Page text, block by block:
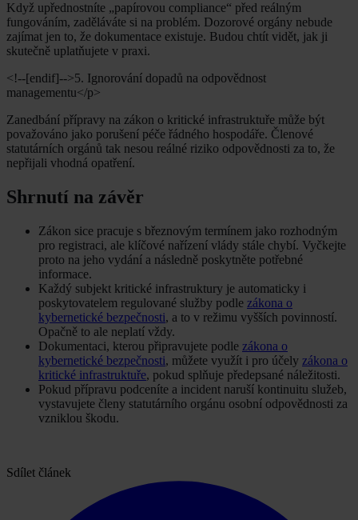
Když upřednostníte „papírovou compliance“ před reálným
fungováním, zaděláváte si na problém. Dozorové orgány nebude
zajímat jen to, že dokumentace existuje. Budou chtít vidět, jak ji
skutečně uplatňujete v praxi.
<!--[endif]-->5. Ignorování dopadů na odpovědnost
managementu</p>
Zanedbání přípravy na zákon o kritické infrastruktuře může být
považováno jako porušení péče řádného hospodáře. Členové
statutárních orgánů tak nesou reálné riziko odpovědnosti za to, že
nepřijali vhodná opatření.
Shrnutí na závěr
Zákon sice pracuje s březnovým termínem jako rozhodným
pro registraci, ale klíčové nařízení vlády stále chybí. Vyčkejte
proto na jeho vydání a následně poskytněte potřebné
informace.
Každý subjekt kritické infrastruktury je automaticky i
poskytovatelem regulované služby podle zákona o
kybernetické bezpečnosti, a to v režimu vyšších povinností.
Opačně to ale neplatí vždy.
Dokumentaci, kterou připravujete podle zákona o
kybernetické bezpečnosti, můžete využít i pro účely zákona o
kritické infrastruktuře, pokud splňuje předepsané náležitosti.
Pokud přípravu podceníte a incident naruší kontinuitu služeb,
vystavujete členy statutárního orgánu osobní odpovědnosti za
vzniklou škodu.
Sdílet článek